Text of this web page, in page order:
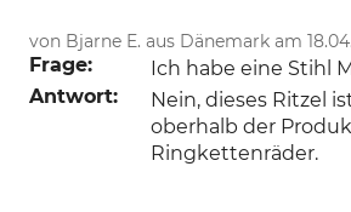
von Bjarne E. aus Dänemark am
Frage:
Ich habe eine Stihl
Antwort:
Nein, dieses Ritzel
oberhalb der
Ringkettenräder.